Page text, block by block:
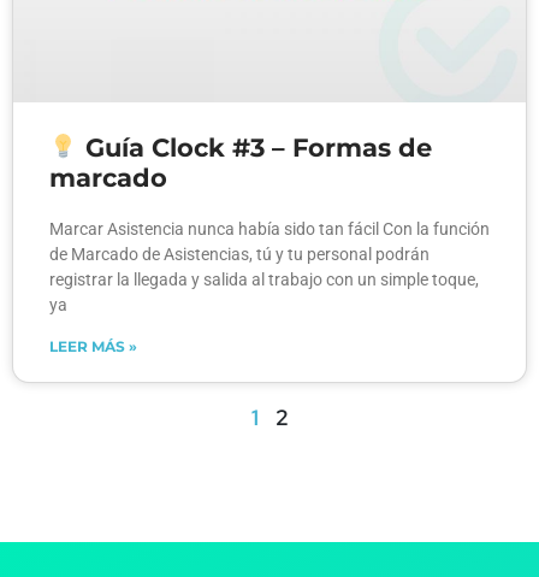
Guía Clock #3 – Formas de
marcado
Marcar Asistencia nunca había sido tan fácil Con la función
de Marcado de Asistencias, tú y tu personal podrán
registrar la llegada y salida al trabajo con un simple toque,
ya
LEER MÁS »
1 2